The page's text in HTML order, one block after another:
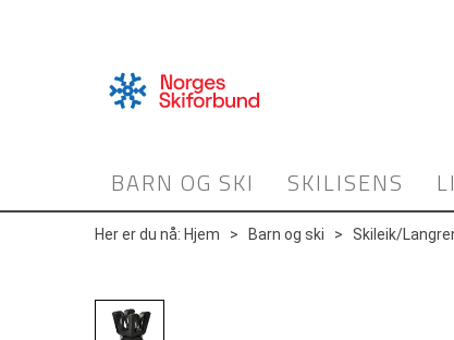
BARN OG SKI SKILISENS
Her er du nå: Hjem > Barn og ski > Skileik/